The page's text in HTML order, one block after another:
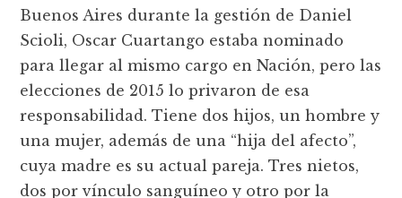
Buenos Aires durante la gestión de Daniel
Scioli, Oscar Cuartango estaba nominado
para llegar al mismo cargo en Nación, pero las
elecciones de 2015 lo privaron de esa
responsabilidad. Tiene dos hijos, un hombre y
una mujer, además de una “hija del afecto”,
cuya madre es su actual pareja. Tres nietos,
dos por vínculo sanguíneo y otro por la